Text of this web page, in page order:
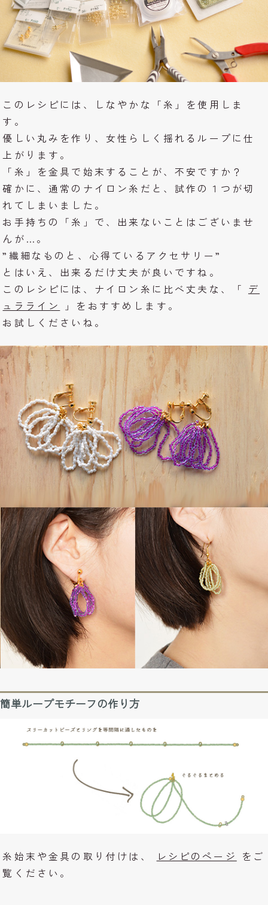
このレシピには、しなやかな「糸」を使用しま
す。
優しい丸みを作り、女性らしく揺れるループに仕
上がります。
「糸」を金具で始末することが、不安ですか？
確かに、通常のナイロン糸だと、試作の１つが切
れてしまいました。
お手持ちの「糸」で、出来ないことはございませ
んが…。
”繊細なものと、心得ているアクセサリー”
とはいえ、出来るだけ丈夫が良いですね。
このレシピには、ナイロン糸に比べ丈夫な、「 デ
ュラライン
」をおすすめします。
お試しくださいね。
簡単ループモチーフの作り方
糸始末や金具の取り付けは、 レシピのページ
をご
覧ください。